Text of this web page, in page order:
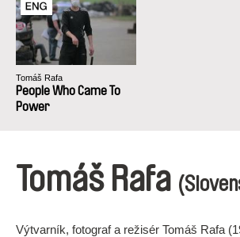
Tomáš Rafa
People Who Came To
Power
Tomáš Rafa
Výtvarník, fotograf a režisér Tomáš Rafa